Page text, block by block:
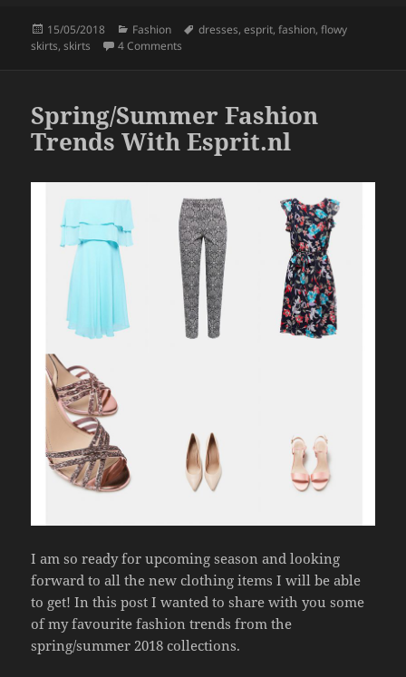
e
o
o
k
erre
Posted
on
15/05/2018 Categories
Fashion Tags
dresses,esprit,fashion,flowy
skirts,skirts 4 Comments
Spring/Summer Fashion
Trends With Esprit.nl
I am so ready for upcoming season and looking
forward to all the new clothing items I will be able
to get! In this post I wanted to share with you some
of my favourite fashion trends from the
spring/summer 2018 collections.